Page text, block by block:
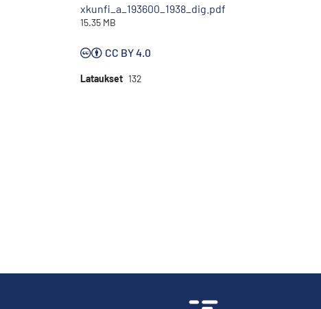
xkunfi_a_193600_1938_dig.pdf
15.35 MB
CC BY 4.0
Lataukset 132